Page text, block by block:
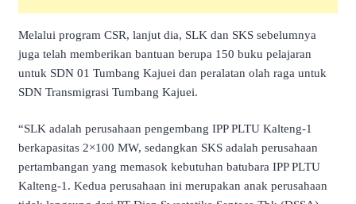
Melalui program CSR, lanjut dia, SLK dan SKS sebelumnya
juga telah memberikan bantuan berupa 150 buku pelajaran
untuk SDN 01 Tumbang Kajuei dan peralatan olah raga untuk
SDN Transmigrasi Tumbang Kajuei.
“SLK adalah perusahaan pengembang IPP PLTU Kalteng-1
berkapasitas 2×100 MW, sedangkan SKS adalah perusahaan
pertambangan yang memasok kebutuhan batubara IPP PLTU
Kalteng-1. Kedua perusahaan ini merupakan anak perusahaan